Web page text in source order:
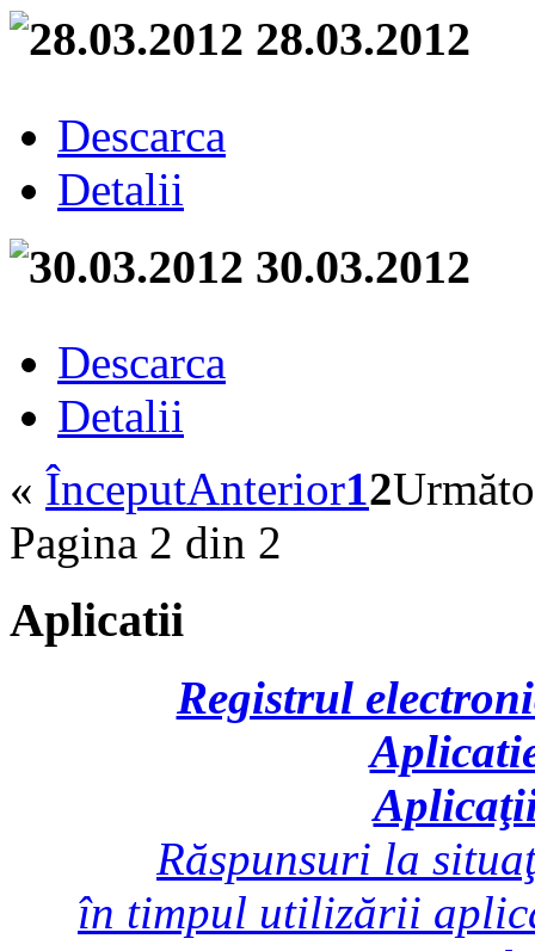
28.03.2012
Descarca
Detalii
30.03.2012
Descarca
Detalii
« ÎnceputAnterior12
Pagina 2 din 2
Aplicatii
Registrul
Răspunsuri la
în timpul utilizării